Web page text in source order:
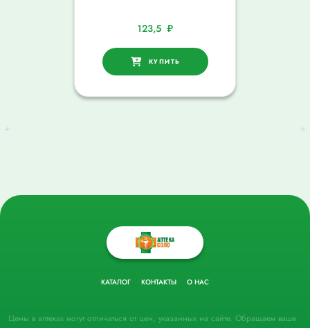
123,5 ₽
КУПИТЬ
КАТАЛОГ КОНТАКТЫ О НАС
Цены в аптеках могут отличаться от цен, указанных на сайте. Обращаем ваше